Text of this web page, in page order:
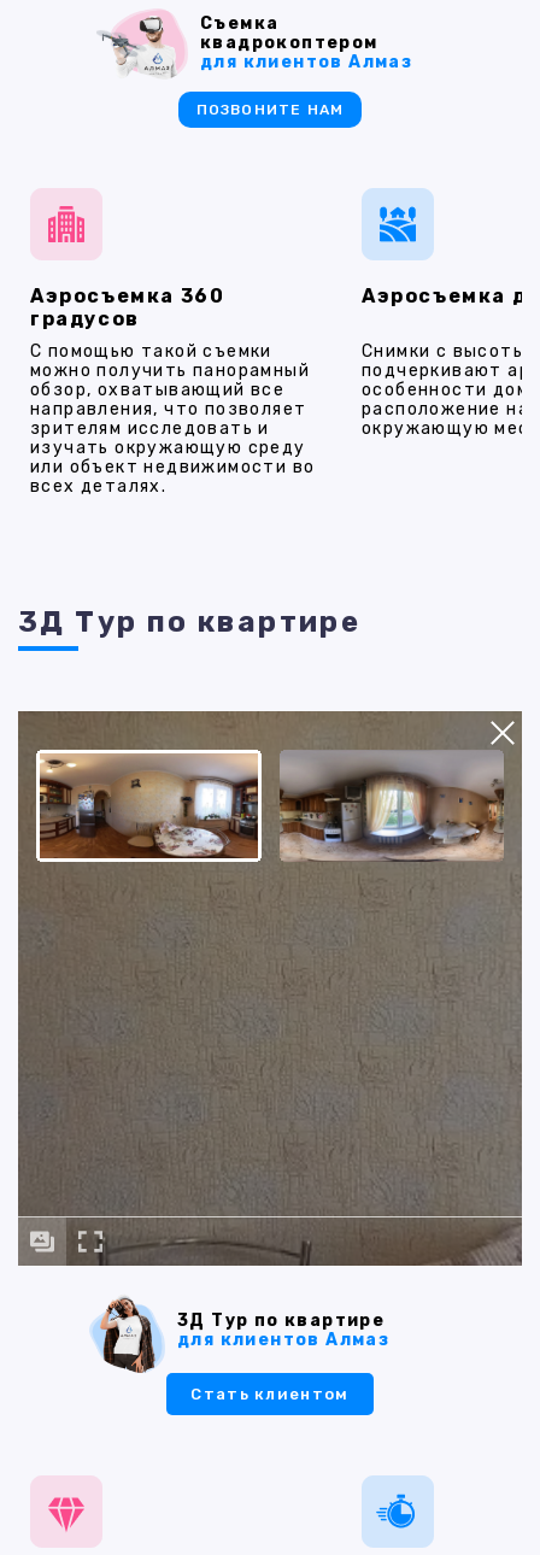
Аэросъемка 360
градусов
С помощью такой съемки
можно получить панорамный
обзор, охватывающий все
направления, что позволяет
зрителям исследовать и
изучать окружающую среду
или объект недвижимости во
всех деталях.
Аэросъемка
Снимки с высоты
подчеркивают
особенности
расположение на
окружающую
Съемка
квадрокоптером
для клиентов Алмаз
ПОЗВОНИТЕ НАМ
3Д Тур по квартире
3Д Тур по квартире
для клиентов Алмаз
Стать клиентом